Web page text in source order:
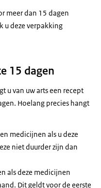
meer dan 15 dagen
u deze verpakking
15 dagen
u van uw arts een recept
Hoelang precies hangt
medicijnen als u deze
niet duurder zijn dan
als deze medicijnen
Dit geldt voor de eerste